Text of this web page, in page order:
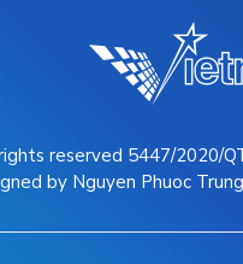
reserved 5447/2020/
by Nguyen Phuoc